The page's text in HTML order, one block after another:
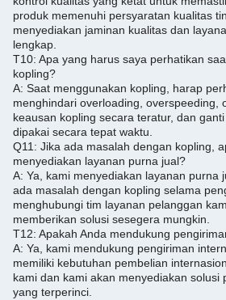
produk memenuhi persyaratan kualitas
menyediakan jaminan kualitas dan
lengkap.
T10: Apa yang harus saya perhatikan
kopling?
A: Saat menggunakan kopling, harap
menghindari overloading, overspeeding,
keausan kopling secara teratur, dan
dipakai secara tepat waktu.
Q11: Jika ada masalah dengan kopling,
menyediakan layanan purna jual?
A: Ya, kami menyediakan layanan purna
ada masalah dengan kopling selama
menghubungi tim layanan pelanggan
memberikan solusi sesegera mungkin.
T12: Apakah Anda mendukung
A: Ya, kami mendukung pengiriman
memiliki kebutuhan pembelian
kami dan kami akan menyediakan solusi
yang terperinci.